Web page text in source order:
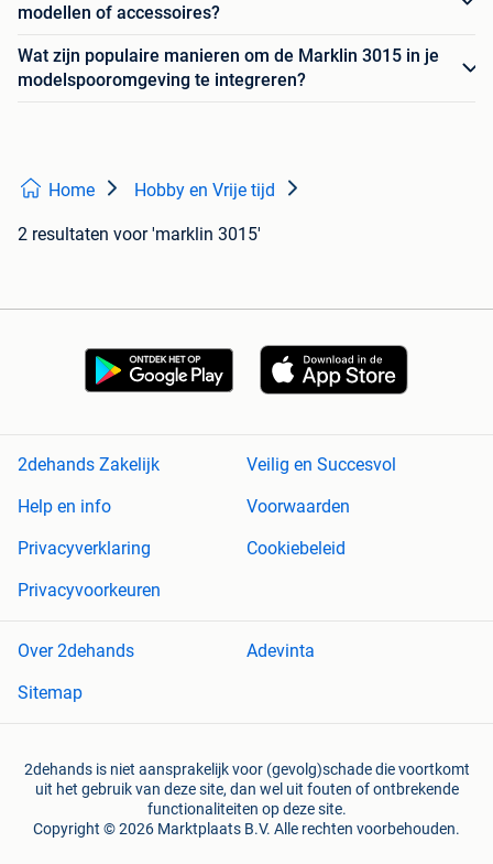
modellen of accessoires?
Wat zijn populaire manieren om de Marklin 3015 in je
modelspooromgeving te integreren?
Home Hobby en Vrije tijd
2 resultaten voor 'marklin 3015'
2dehands Zakelijk
Veilig en Succesvol
Help en info
Voorwaarden
Privacyverklaring
Cookiebeleid
Privacyvoorkeuren
Over 2dehands
Adevinta
Sitemap
2dehands is niet aansprakelijk voor (gevolg)schade die voortkomt
uit het gebruik van deze site, dan wel uit fouten of ontbrekende
functionaliteiten op deze site.
Copyright © 2026 Marktplaats B.V. Alle rechten voorbehouden.